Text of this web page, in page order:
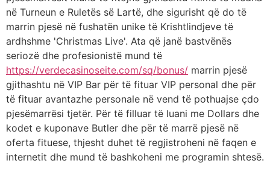
në Turneun e Ruletës së Lartë, dhe sigurisht që do të
marrin pjesë në fushatën unike të Krishtlindjeve të
ardhshme 'Christmas Live'. Ata që janë bastvënës
seriozë dhe profesionistë mund të
https://verdecasinoseite.com/sq/bonus/ marrin pjesë
gjithashtu në VIP Bar për të fituar VIP personal dhe për
të fituar avantazhe personale në vend të pothuajse çdo
pjesëmarrësi tjetër. Për të filluar të luani me Dollars dhe
kodet e kuponave Butler dhe për të marrë pjesë në
oferta fituese, thjesht duhet të regjistroheni në faqen e
internetit dhe mund të bashkoheni me programin shtesë.